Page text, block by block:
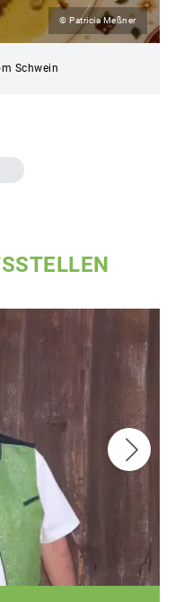
© Patricia Meßner
Schwein